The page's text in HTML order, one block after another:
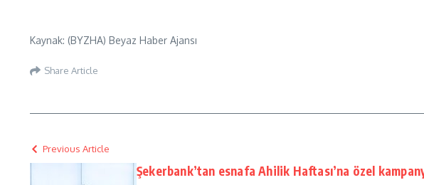
Kaynak: (BYZHA) Beyaz Haber Ajansı
Share Article
Previous Article
Şekerbank’tan esnafa Ahilik Haftası’na özel